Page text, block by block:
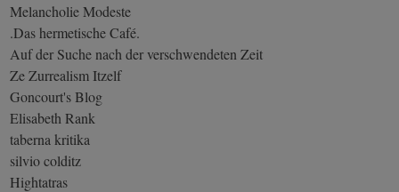
Melancholie Modeste
.Das hermetische Café.
Auf der Suche nach der verschwendeten Zeit
Ze Zurrealism Itzelf
Goncourt's Blog
Elisabeth Rank
taberna kritika
silvio colditz
Hightatras